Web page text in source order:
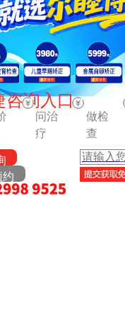
咨询入口
问治
疗
做检
查
约